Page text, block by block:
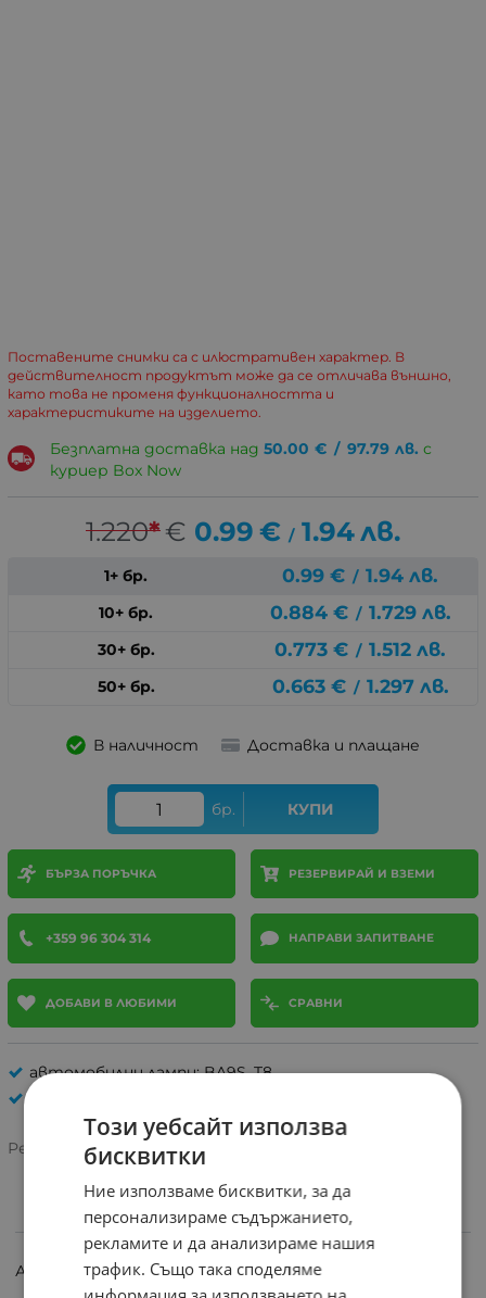
Поставените снимки са с илюстративен характер. В
действителност продуктът може да се отличава външно,
като това не променя функционалността и
характеристиките на изделието.
Безплатна доставка над 50.00 € / 97.79 лв. с
куриер Box Now
1.220*€ 0.99 € / 1.94лв.
1+ бр. 0.99 € / 1.94 лв.
10+ бр. 0.884 € / 1.729 лв.
30+ бр. 0.773 € / 1.512 лв.
50+ бр. 0.663 € / 1.297 лв.
В наличност Доставка и плащане
бр. КУПИ
БЪРЗА ПОРЪЧКА РЕЗЕРВИРАЙ И ВЗЕМИ
+359 96 304 314 НАПРАВИ ЗАПИТВАНЕ
ДОБАВИ В ЛЮБИМИ СРАВНИ
автомобилни лампи: BA9S, T8
Рейтинг:
ИНФОРМАЦИЯ
Автомобилна лампа за габарит - 12V
Този уебсайт използва
бисквитки
Ние използваме бисквитки, за да
персонализираме съдържанието,
рекламите и да анализираме нашия
трафик. Също така споделяме